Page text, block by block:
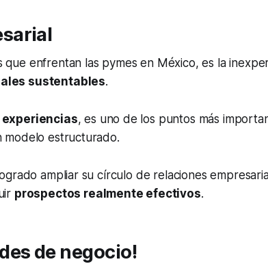
enfrentan las pymes en México, es la
sustentables.
, es uno de los puntos más
modelo estructurado.
ampliar su círculo de relaciones
prospectos realmente efectivos.
de negocio!